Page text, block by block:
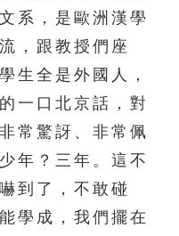
系，是歐洲漢學
，跟教授們座
生全是外國人，
一口北京話，對
常驚訝、非常佩
年？三年。這不
到了，不敢碰
學成，我們擺在